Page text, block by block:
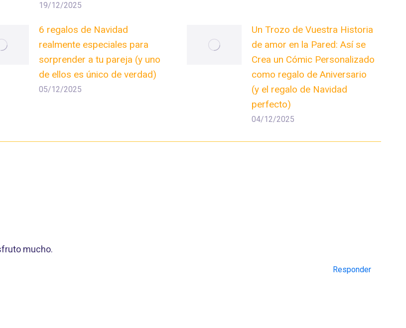
19/12/2025
6 regalos de Navidad
realmente especiales para
sorprender a tu pareja (y uno
de ellos es único de verdad)
05/12/2025
Un Trozo de Vuestra Historia
de amor en la Pared: Así se
Crea un Cómic Personalizado
como regalo de Aniversario
(y el regalo de Navidad
perfecto)
04/12/2025
mucho.
Responder